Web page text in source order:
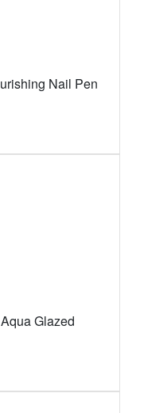
Nail Pen
Glazed